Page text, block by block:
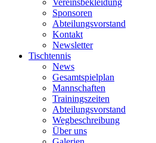
Vereinsbekleidung
Sponsoren
Abteilungsvorstand
Kontakt
Newsletter
Tischtennis
News
Gesamtspielplan
Mannschaften
Trainingszeiten
Abteilungsvorstand
Wegbeschreibung
Über uns